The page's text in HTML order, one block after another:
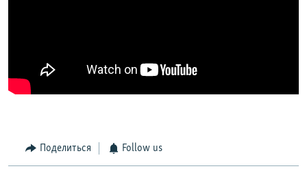
Поделиться Follow us